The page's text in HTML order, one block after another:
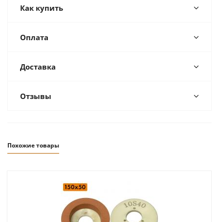
Как купить
Оплата
Доставка
Отзывы
Похожие товары